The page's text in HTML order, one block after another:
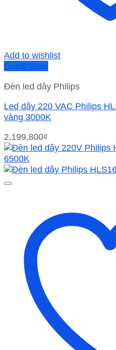
Add to wishlist
Quick View
Đèn led dây Philips
Led dây 220 VAC Philips
vàng 3000K
2,199,800₫